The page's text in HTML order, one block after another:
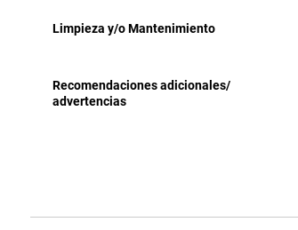
Limpieza y/o Mantenimiento
Recomendaciones adicionales/
advertencias